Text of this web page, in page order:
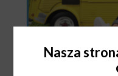
Nasza